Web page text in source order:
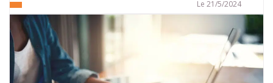
Le 21/5/2024